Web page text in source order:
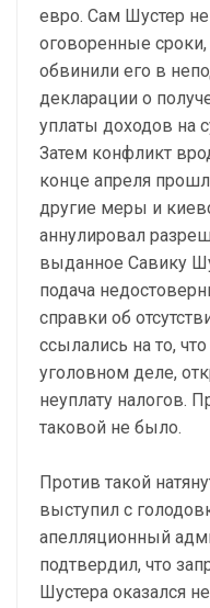
евро. Сам Шустер
оговоренные
обвинили его в
декларации о
уплаты доходов на
Затем конфликт
конце апреля
другие меры и
аннулировал
выданное Савику
подача
справки об
ссылались на то,
уголовном деле,
неуплату налогов.
таковой не было.
Против такой
выступил с
апелляционный
подтвердил, что
Шустера оказался